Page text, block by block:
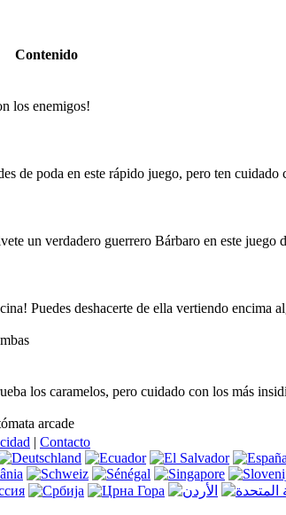
Contenido
los enemigos!
de poda en este rápido juego, pero ten cuidado
un verdadero guerrero Bárbaro en este juego
Puedes deshacerte de ella vertiendo encima
los caramelos, pero cuidado con los más
arcade
| Contacto